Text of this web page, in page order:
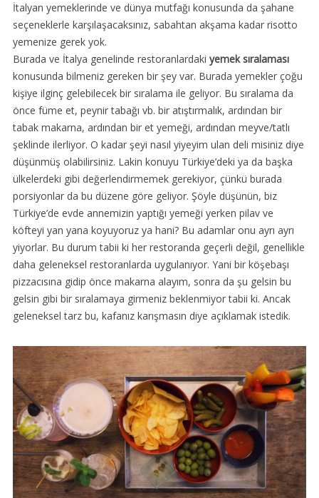
İtalyan yemeklerinde ve dünya mutfağı konusunda da şahane
seçeneklerle karşılaşacaksınız, sabahtan akşama kadar risotto
yemenize gerek yok.
Burada ve İtalya genelinde restoranlardaki yemek sıralaması
konusunda bilmeniz gereken bir şey var. Burada yemekler çoğu
kişiye ilginç gelebilecek bir sıralama ile geliyor. Bu sıralama da
önce füme et, peynir tabağı vb. bir atıştırmalık, ardından bir
tabak makarna, ardından bir et yemeği, ardından meyve/tatlı
şeklinde ilerliyor. O kadar şeyi nasıl yiyeyim ulan deli misiniz diye
düşünmüş olabilirsiniz. Lakin konuyu Türkiye’deki ya da başka
ülkelerdeki gibi değerlendirmemek gerekiyor, çünkü burada
porsiyonlar da bu düzene göre geliyor. Şöyle düşünün, biz
Türkiye’de evde annemizin yaptığı yemeği yerken pilav ve
köfteyi yan yana koyuyoruz ya hani? Bu adamlar onu ayrı ayrı
yiyorlar. Bu durum tabii ki her restoranda geçerli değil, genellikle
daha geleneksel restoranlarda uygulanıyor. Yani bir köşebaşı
pizzacısına gidip önce makarna alayım, sonra da şu gelsin bu
gelsin gibi bir sıralamaya girmeniz beklenmiyor tabii ki. Ancak
geleneksel tarz bu, kafanız karışmasın diye açıklamak istedik.